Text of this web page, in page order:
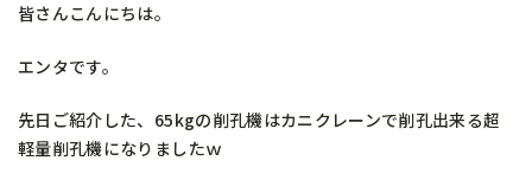
皆さんこんにちは。
エンタです。
先日ご紹介した、65kgの削孔機はカニクレーンで削孔出来る超
軽量削孔機になりましたｗ